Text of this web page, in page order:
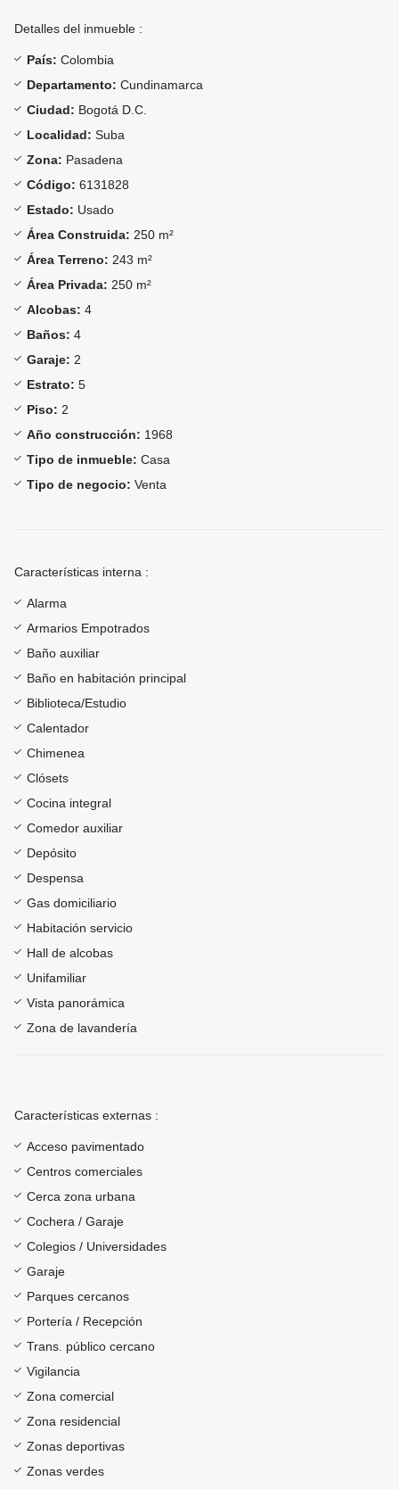
Detalles del inmueble :
País: Colombia
Departamento: Cundinamarca
Ciudad: Bogotá D.C.
Localidad: Suba
Zona: Pasadena
Código: 6131828
Estado: Usado
Área Construida: 250 m²
Área Terreno: 243 m²
Área Privada: 250 m²
Alcobas: 4
Baños: 4
Garaje: 2
Estrato: 5
Piso: 2
Año construcción: 1968
Tipo de inmueble: Casa
Tipo de negocio: Venta
Características interna :
Alarma
Armarios Empotrados
Baño auxiliar
Baño en habitación principal
Biblioteca/Estudio
Calentador
Chimenea
Clósets
Cocina integral
Comedor auxiliar
Depósito
Despensa
Gas domiciliario
Habitación servicio
Hall de alcobas
Unifamiliar
Vista panorámica
Zona de lavandería
Características externas :
Acceso pavimentado
Centros comerciales
Cerca zona urbana
Cochera / Garaje
Colegios / Universidades
Garaje
Parques cercanos
Portería / Recepción
Trans. público cercano
Vigilancia
Zona comercial
Zona residencial
Zonas deportivas
Zonas verdes